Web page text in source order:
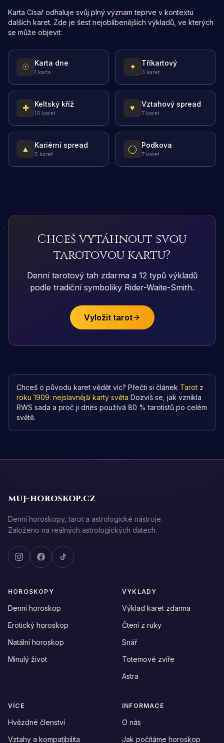
Karta Císař odhaluje svůj plný význam teprve v kontextu
dalších karet. Zde je šest nejoblíbenějších výkladů, ve kterých
se může objevit:
☉ Karta dne
1 karta ✦ Tříkartový
3 karet
✚ Keltský kříž
10 karet ♥ Vztahový spread
7 karet
▲ Kariérní spread
5 karet ◯ Podkova
7 karet
Chceš vytáhnout svou
tarotovou kartu?
Denní tarotový tah zdarma a 12 typů výkladů
podle tradiční symboliky Rider-Waite-Smith.
Vyložit tarot
Chceš o původu karet vědět víc? Přečti si článek Tarot z
roku 1909: nejslavnější karty světa Dozvíš se, jak vznikla
RWS sada a proč ji dnes používá 80 % tarotistů po celém
světě.
muj-horoskop.cz
Denní horoskopy, tarot a astrologické nástroje.
Založeno na reálných astrologických datech.
HOROSKOPY
Denní horoskop
Erotický horoskop
Natální horoskop
Minulý život
VÝKLADY
Výklad karet zdarma
Čtení z ruky
Snář
Totemové zvíře
Astra
VÍCE
Hvězdné členství
Vztahy a kompatibilita
INFORMACE
O nás
Jak počítáme horoskop